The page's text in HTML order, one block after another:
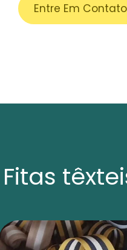
Entre Em Contato